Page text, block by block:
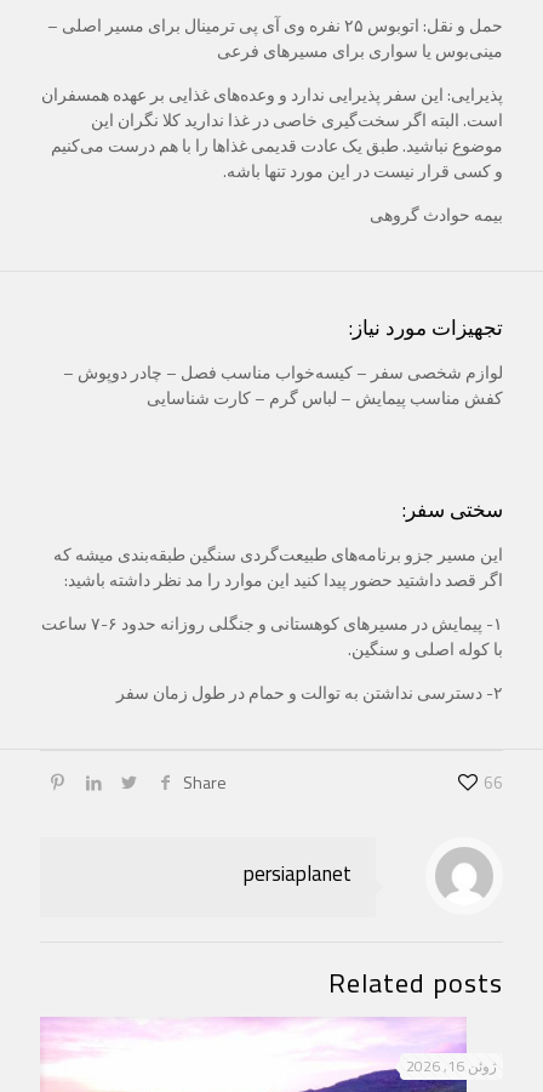
حمل و نقل: اتوبوس ۲۵ نفره وی آی پی ترمینال برای مسیر اصلی –
مینی‌بوس یا سواری برای مسیرهای فرعی
پذیرایی: این سفر پذیرایی ندارد و وعده‌های غذایی بر عهده همسفران
است. البته اگر سخت‌گیری خاصی در غذا ندارید کلا نگران این
موضوع نباشید. طبق یک عادت قدیمی غذاها را با هم درست می‌کنیم
و کسی قرار نیست در این مورد تنها باشه.
بیمه حوادث گروهی
تجهیزات مورد نیاز:
لوازم شخصی سفر – کیسه‌خواب مناسب فصل – چادر دوپوش –
کفش مناسب پیمایش – لباس گرم – کارت شناسایی
سختی سفر:
این مسیر جزو برنامه‌های طبیعت‌گردی سنگین طبقه‌بندی میشه که
اگر قصد داشتید حضور پیدا کنید این موارد را مد نظر داشته باشید:
۱- پیمایش در مسیرهای کوهستانی و جنگلی روزانه حدود ۶-۷ ساعت
با کوله اصلی و سنگین.
۲- دسترسی نداشتن به توالت و حمام در طول زمان سفر
Share 66
persiaplanet
Related posts
ژوئن 16, 2026